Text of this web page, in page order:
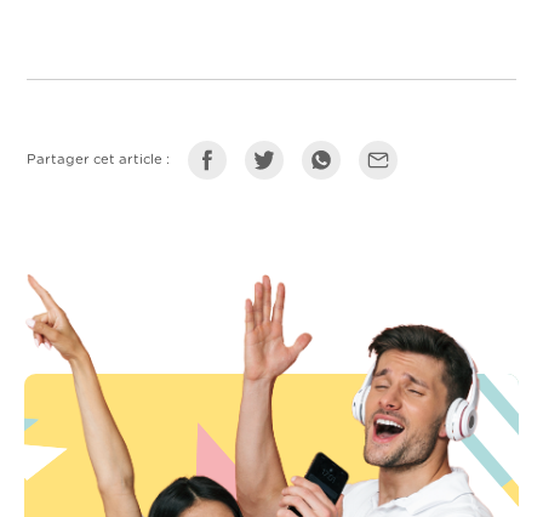
Partager cet article :